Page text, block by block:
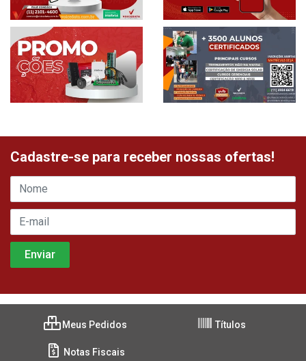
Cadastre-se para receber nossas ofertas!
Meus Pedidos Títulos
Notas Fiscais